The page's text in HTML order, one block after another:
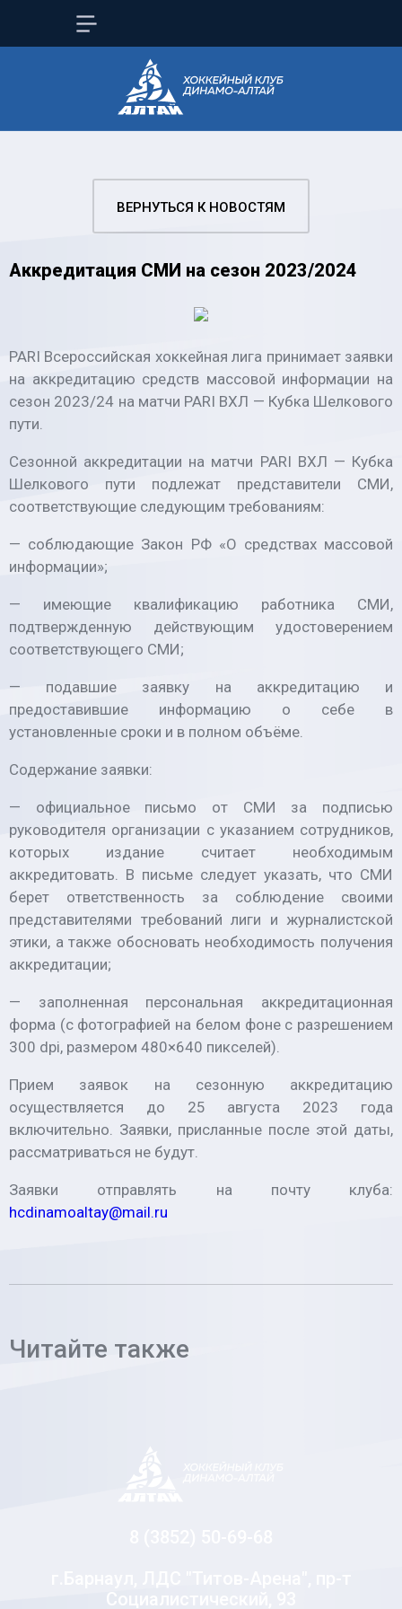
ВЕРНУТЬСЯ К НОВОСТЯМ
Аккредитация СМИ на сезон 2023/2024
PARI Всероссийская хоккейная лига принимает заявки
на аккредитацию средств массовой информации на
сезон 2023/24 на матчи PARI ВХЛ — Кубка Шелкового
пути.
Сезонной аккредитации на матчи PARI ВХЛ — Кубка
Шелкового пути подлежат представители СМИ,
соответствующие следующим требованиям:
— соблюдающие Закон РФ «О средствах массовой
информации»;
— имеющие квалификацию работника СМИ,
подтвержденную действующим удостоверением
соответствующего СМИ;
— подавшие заявку на аккредитацию и
предоставившие информацию о себе в
установленные сроки и в полном объёме.
Содержание заявки:
— официальное письмо от СМИ за подписью
руководителя организации с указанием сотрудников,
которых издание считает необходимым
аккредитовать. В письме следует указать, что СМИ
берет ответственность за соблюдение своими
представителями требований лиги и журналистской
этики, а также обосновать необходимость получения
аккредитации;
— заполненная персональная аккредитационная
форма (с фотографией на белом фоне с разрешением
300 dpi, размером 480×640 пикселей).
Прием заявок на сезонную аккредитацию
осуществляется до 25 августа 2023 года
включительно. Заявки, присланные после этой даты,
рассматриваться не будут.
Заявки отправлять на почту клуба:
hcdinamoaltay@mail.ru
Читайте также
Социалистический, 93